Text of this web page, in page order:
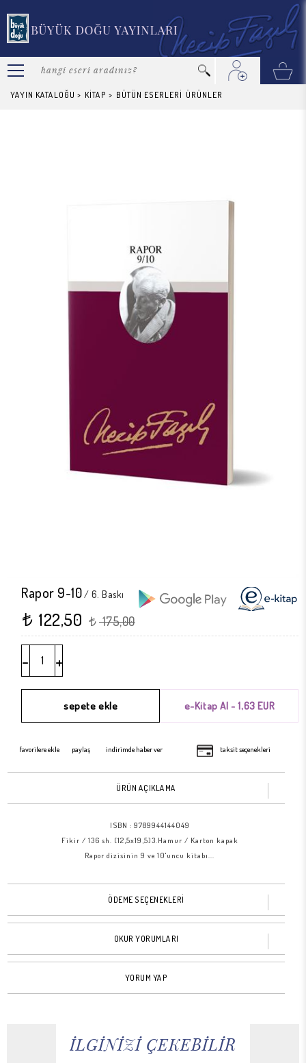
YAYIN KATALOĞU > KİTAP > BÜTÜN ESERLERİ ÜRÜNLER
Rapor 9-10/ 6. Baskı
t 175,00
t 122,50
- +
favorilere ekle paylaş indirimde haber ver taksit seçenekleri
ÜRÜN AÇIKLAMA
ISBN : 9789944144049
Fikir / 136 sh. (12,5x19,5)3.Hamur / Karton kapak
Rapor dizisinin 9 ve 10'uncu kitabı...
ÖDEME SEÇENEKLERİ
OKUR YORUMLARI
YORUM YAP
İLGİNİZİ ÇEKEBİLİR